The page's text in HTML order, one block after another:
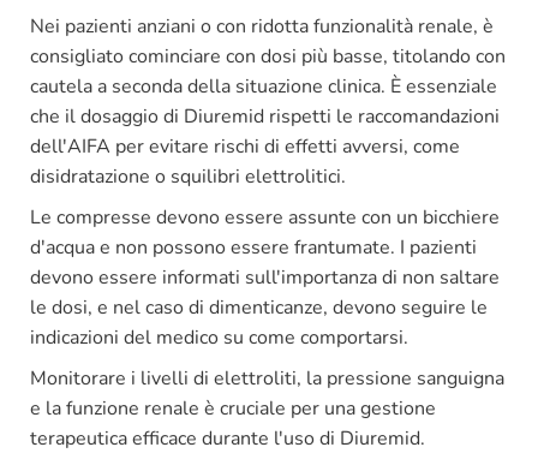
Nei pazienti anziani o con ridotta funzionalità renale, è
consigliato cominciare con dosi più basse, titolando con
cautela a seconda della situazione clinica. È essenziale
che il dosaggio di Diuremid rispetti le raccomandazioni
dell'AIFA per evitare rischi di effetti avversi, come
disidratazione o squilibri elettrolitici.
Le compresse devono essere assunte con un bicchiere
d'acqua e non possono essere frantumate. I pazienti
devono essere informati sull'importanza di non saltare
le dosi, e nel caso di dimenticanze, devono seguire le
indicazioni del medico su come comportarsi.
Monitorare i livelli di elettroliti, la pressione sanguigna
e la funzione renale è cruciale per una gestione
terapeutica efficace durante l'uso di Diuremid.